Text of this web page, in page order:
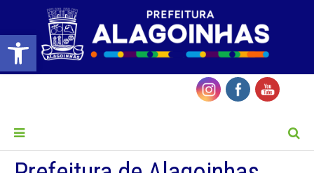
Barra de Ferramentas Aberta